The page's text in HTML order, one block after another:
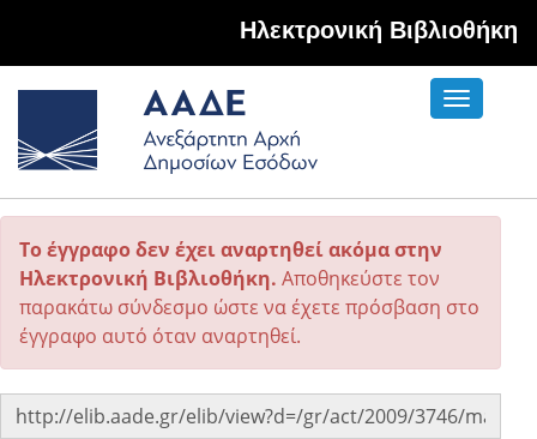
Hλεκτρονική Βιβλιοθήκη
Toggle
Το έγγραφο δεν έχει αναρτηθεί ακόμα στην
Ηλεκτρονική Βιβλιοθήκη. Αποθηκεύστε τον
παρακάτω σύνδεσμο ώστε να έχετε πρόσβαση στο
έγγραφο αυτό όταν αναρτηθεί.